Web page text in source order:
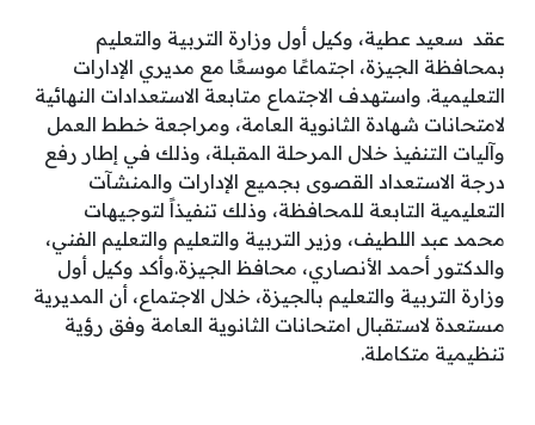
عقد سعيد عطية، وكيل أول وزارة التربية والتعليم
بمحافظة الجيزة، اجتماعًا موسعًا مع مديري الإدارات
التعليمية. واستهدف الاجتماع متابعة الاستعدادات النهائية
لامتحانات شهادة الثانوية العامة، ومراجعة خطط العمل
وآليات التنفيذ خلال المرحلة المقبلة، وذلك في إطار رفع
درجة الاستعداد القصوى بجميع الإدارات والمنشآت
التعليمية التابعة للمحافظة، وذلك تنفيذاً لتوجيهات
محمد عبد اللطيف، وزير التربية والتعليم والتعليم الفني،
والدكتور أحمد الأنصاري، محافظ الجيزة.وأكد وكيل أول
وزارة التربية والتعليم بالجيزة، خلال الاجتماع، أن المديرية
مستعدة لاستقبال امتحانات الثانوية العامة وفق رؤية
تنظيمية متكاملة.